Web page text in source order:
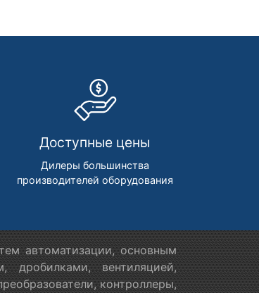
Доступные цены
Дилеры большинства
производителей оборудования
автоматизации, основным
дробилками, вентиляцией,
контроллеры,